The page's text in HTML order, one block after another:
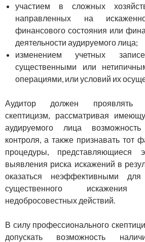
участием в сложных
направ­ленных на
финансового состояния или
деятельности аудируемого лица;
изменением учетных
существенными или
операциями, или условий их
Аудитор должен проявлять
скептицизм, рассматривая
аудируемого лица
контроля, а также признавать тот
процедуры, представляющиеся
выявления риска искажений в
оказаться неэффективными
существенного
недобросовестных действий.
В силу профессионального
до­пускать возможность